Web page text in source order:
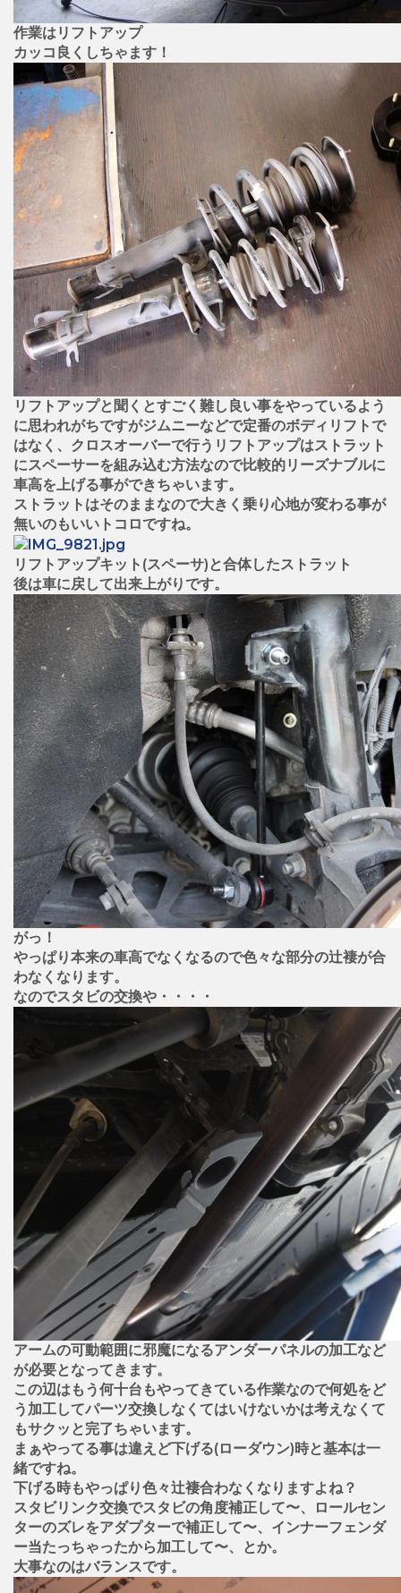
作業はリフトアップ
カッコ良くしちゃます！
リフトアップと聞くとすごく難し良い事をやっているよう
に思われがちですがジムニーなどで定番のボディリフトで
はなく、クロスオーバーで行うリフトアップはストラット
にスペーサーを組み込む方法なので比較的リーズナブルに
車高を上げる事ができちゃいます。
ストラットはそのままなので大きく乗り心地が変わる事が
無いのもいいトコロですね。
リフトアップキット(スペーサ)と合体したストラット
後は車に戻して出来上がりです。
がっ！
やっぱり本来の車高でなくなるので色々な部分の辻褄が合
わなくなります。
なのでスタビの交換や・・・・
アームの可動範囲に邪魔になるアンダーパネルの加工など
が必要となってきます。
この辺はもう何十台もやってきている作業なので何処をど
う加工してパーツ交換しなくてはいけないかは考えなくて
もサクッと完了ちゃいます。
まぁやってる事は違えど下げる(ローダウン)時と基本は一
緒ですね。
下げる時もやっぱり色々辻褄合わなくなりますよね？
スタビリンク交換でスタビの角度補正して〜、ロールセン
ターのズレをアダプターで補正して〜、インナーフェンダ
ー当たっちゃったから加工して〜、とか。
大事なのはバランスです。